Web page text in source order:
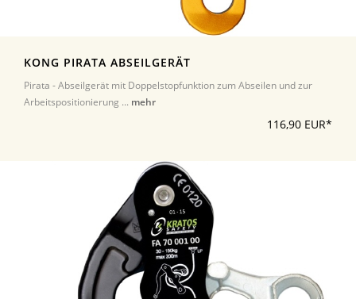
KONG PIRATA ABSEILGERÄT
Pirata - Abseilgerät mit Doppelstopfunktion zum Abseilen und zur
Arbeitspositionierung ... mehr
116,90 EUR*